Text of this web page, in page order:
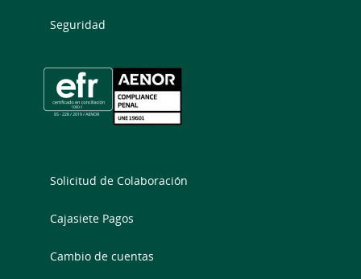
Seguridad
Solicitud de Colaboración
Cajasiete Pagos
Cambio de cuentas